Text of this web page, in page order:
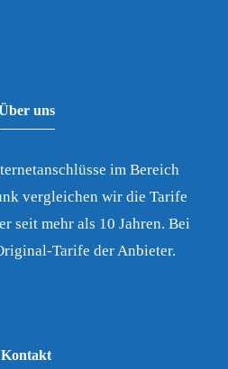
uns
im Bereich
vergleichen wir die Tarife
seit mehr als 10 Jahren. Bei
Tarife der Anbieter.
Kontakt